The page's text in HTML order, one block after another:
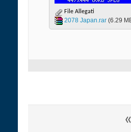
File Allegati
2078 Japan.rar‎ (6.29
«